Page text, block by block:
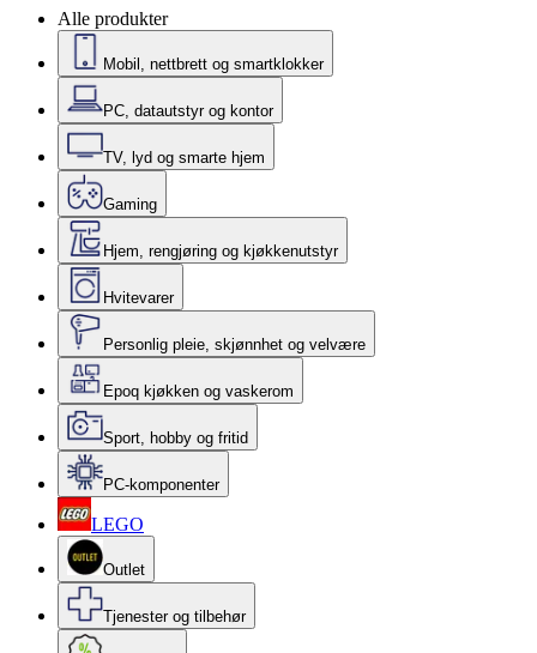
Alle produkter
Mobil, nettbrett og smartklokker
PC, datautstyr og kontor
TV, lyd og smarte hjem
Gaming
Hjem, rengjøring og kjøkkenutstyr
Hvitevarer
Personlig pleie, skjønnhet og velvære
Epoq kjøkken og vaskerom
Sport, hobby og fritid
PC-komponenter
LEGO
Outlet
Tjenester og tilbehør